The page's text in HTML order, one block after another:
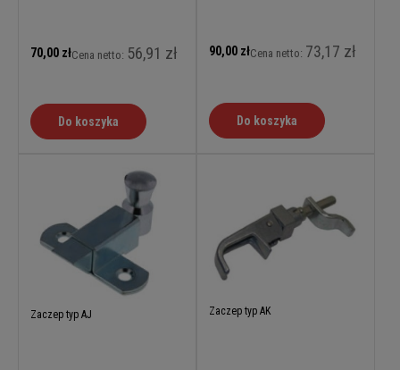
70,00 złCena netto: 56,91 zł
Do koszyka
90,00 złCena netto: 73,17 zł
Do koszyka
Zaczep typ AJ Zaczep typ AK